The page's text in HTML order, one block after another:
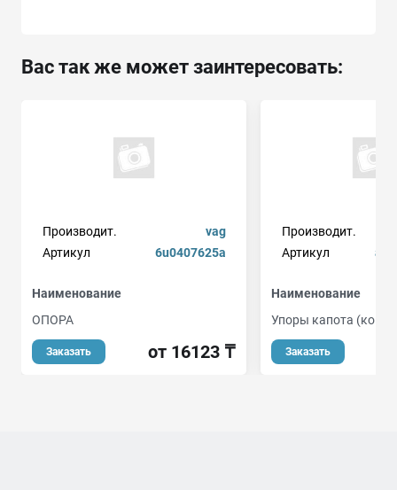
Вас так же может заинтересовать:
Производит.
vag
Артикул
6u0407625a
Наименование
ОПОРА
Заказать от 16123 ₸
Производит.
Артикул
Наименование
Упоры капота (ком-
Заказать